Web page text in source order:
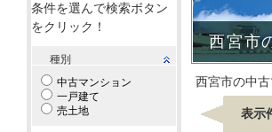
条件を選んで検索ボタン
をクリック！
種別
中古マンション
一戸建て
売土地
西宮市
西宮市の中
表示